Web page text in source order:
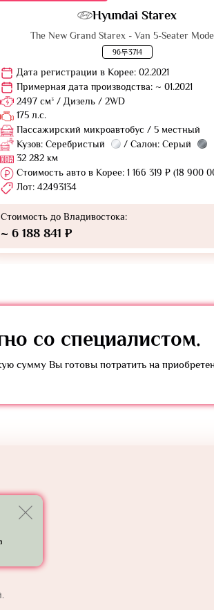
Hyundai Starex
The New Grand Starex - Van 5-Seater
96두3714
Дата регистрации в Корее: 02.2021
Примерная дата производства: ~ 01.2021
2497 см³ / Дизель / 2WD
175 л.с.
Пассажирский микроавтобус / 5 местный
Кузов: Серебристый
/ Салон: Серый
32 282 км
Стоимость авто в Корее: 1 166 319 ₽ (18 900
Лот: 42493134
Стоимость до Владивостока:
~ 6 188 841 ₽
со специалистом.
сумму Вы готовы потратить на